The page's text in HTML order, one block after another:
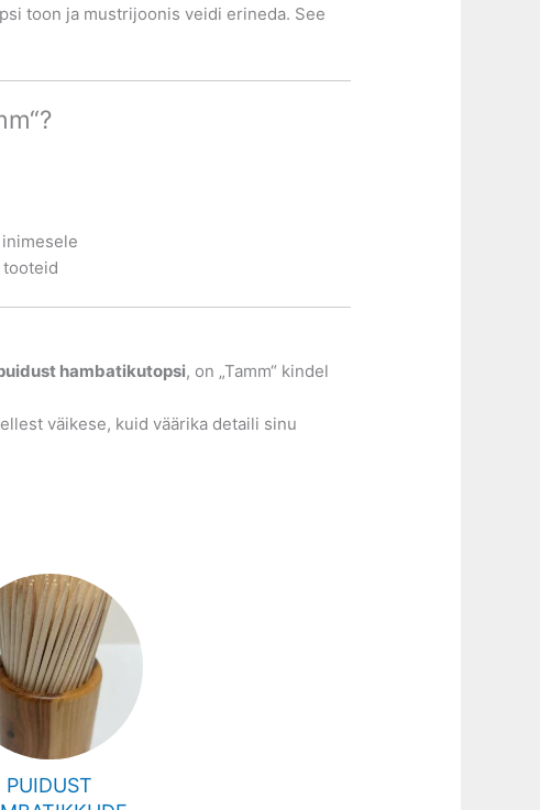
toon ja mustrijoonis veidi erineda. See
tooteid
hambatikutopsi, on „Tamm“ kindel
väikese, kuid väärika detaili sinu
PUIDUST